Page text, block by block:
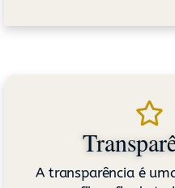
A transparência é